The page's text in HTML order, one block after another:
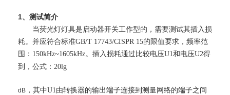
1、测试简介
当荧光灯灯具是启动器开关工作型的，需要测试其插入损
耗。并应符合标准GB/T 17743/CISPR 15的限值要求，频率范
围：150kHz~1605kHz。插入损耗通过比较电压U1和电压U2得
到，公式：20lg
dB ，其中U1由转换器的输出端子连接到测量网络的端子之间